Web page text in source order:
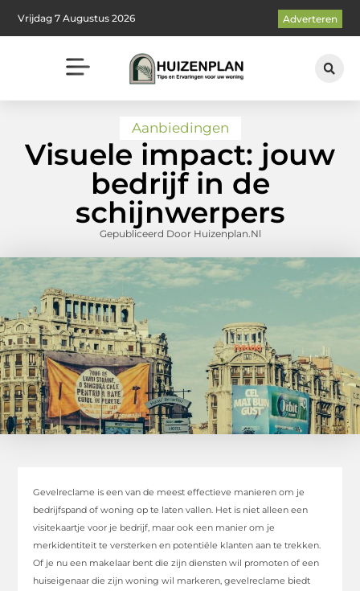
Vrijdag 7 Augustus 2026 Adverteren
Aanbiedingen
Visuele impact: jouw
bedrijf in de
schijnwerpers
Gepubliceerd Door Huizenplan.nl
Gevelreclame is een van de meest effectieve manieren om je
bedrijfspand of woning op te laten vallen. Het is niet alleen een
visitekaartje voor je bedrijf, maar ook een manier om je
merkidentiteit te versterken en potentiële klanten aan te trekken.
Of je nu een makelaar bent die zijn diensten wil promoten of een
huiseigenaar die zijn woning wil markeren, gevelreclame biedt